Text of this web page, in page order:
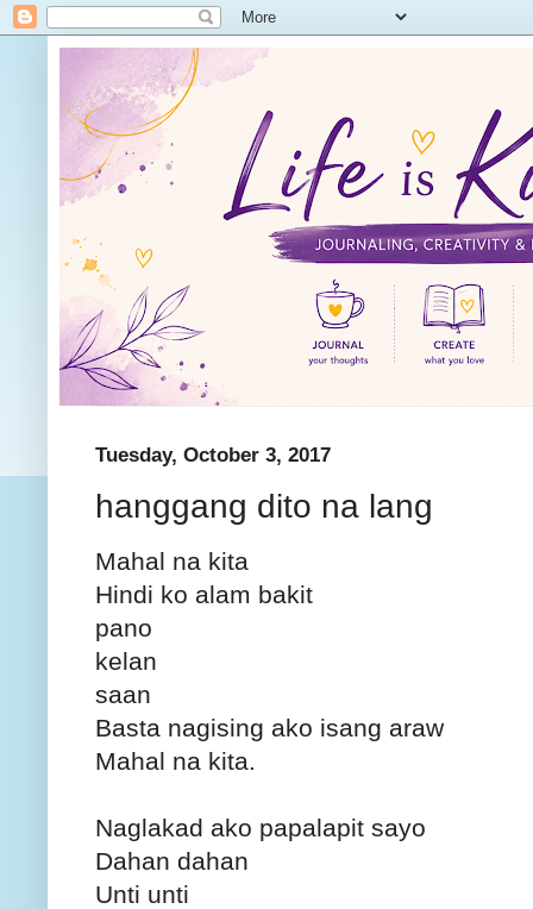
Tuesday, October 3, 2017
hanggang dito na lang
Mahal na kita
Hindi ko alam bakit
pano
kelan
saan
Basta nagising ako isang araw
Mahal na kita.
Naglakad ako papalapit sayo
Dahan dahan
Unti unti